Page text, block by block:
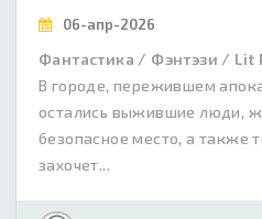
06-апр-2026
Фантастика / Фэнтэзи / Lit
В городе, пережившем
остались выжившие люди,
безопасное место, а также
захочет...